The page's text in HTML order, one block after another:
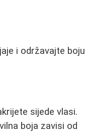
i održavajte boju
sijede vlasi.
boja zavisi od